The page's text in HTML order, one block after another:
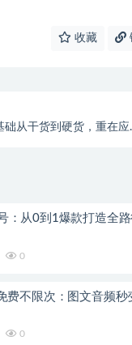
收藏
础从干货到硬货，重在应
：从0到1爆款打造全
0
费不限次：图文音频秒
0